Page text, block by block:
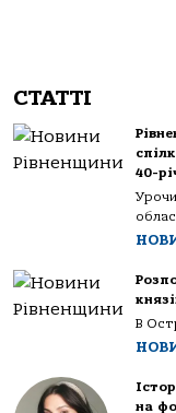
СТАТТІ
40-
В
на